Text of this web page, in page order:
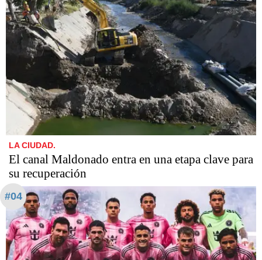
LA CIUDAD.
El canal Maldonado entra en una etapa clave para
su recuperación
#04